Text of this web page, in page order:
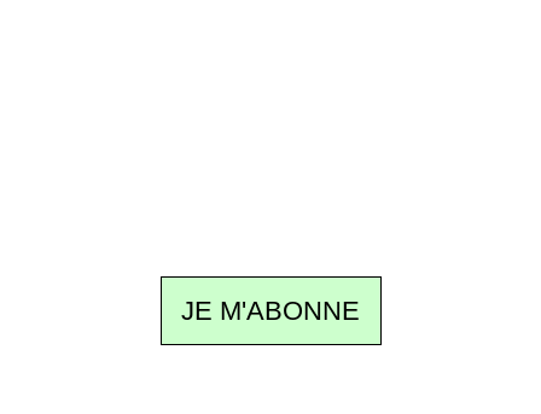
JE M'ABONNE